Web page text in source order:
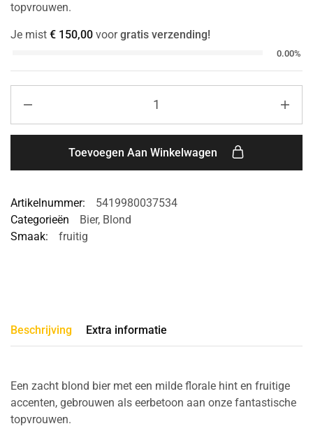
topvrouwen.
Je mist € 150,00 voorgratis verzending!
0.00%
Toevoegen Aan Winkelwagen
Artikelnummer:
5419980037534
Categorieën
Bier, Blond
Smaak:
fruitig
Beschrijving Extra informatie
Een zacht blond bier met een milde florale hint en fruitige
accenten, gebrouwen als eerbetoon aan onze fantastische
topvrouwen.